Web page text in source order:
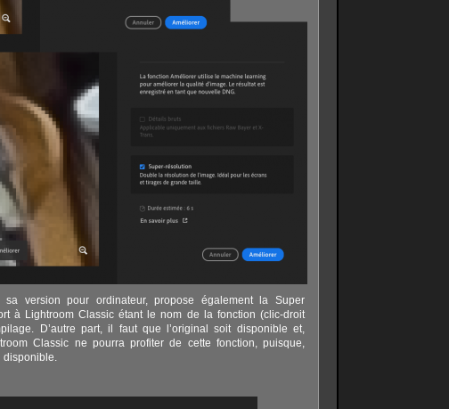
version pour ordinateur, propose également la Super
à Lightroom Classic étant le nom de la fonction (clic-droit
D’autre part, il faut que l’original soit disponible et,
Classic ne pourra profiter de cette fonction, puisque,